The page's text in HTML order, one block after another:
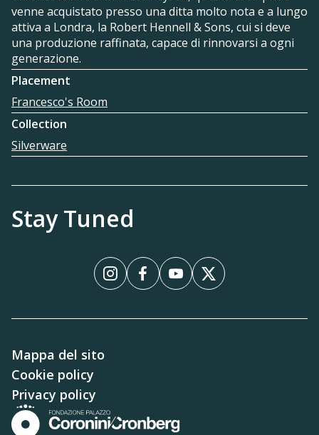
venne acquistato presso una ditta molto nota e a lungo
attiva a Londra, la Robert Hennell & Sons, cui si deve
una produzione raffinata, capace di rinnovarsi a ogni
generazione.
Placement
Francesco's Room
Collection
Silverware
Stay Tuned
InstagramFacebookYouTube
X
Mappa del sito
Cookie policy
Privacy policy